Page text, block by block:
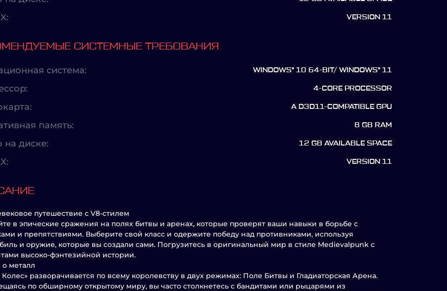
VERSION 11
СИСТЕМНЫЕ ТРЕБОВАНИЯ
система: WINDOWS® 10 64-BIT/ WINDOWS® 11
4-CORE PROCESSOR
A D3D11-COMPATIBLE GPU
память: 8 GB RAM
на диске: 12 GB AVAILABLE SPACE
VERSION 11
путешествие с V8-стилем
в эпические сражения на полях битвы и аренах, которые проверят ваши навыки в борьбе с
и препятствиями. Выберите свой класс и одержите победу над противниками, используя
и оружие, которые вы создали сами. Погрузитесь в оригинальный мир в стиле Medievalpunk с
высоко-фэнтезийной истории.
о металл
разворачивается по всему королевству в двух режимах: Поле Битвы и Гладиаторская Арена.
по обширному открытому миру, вы часто столкнетесь с бандитами или рыцарями из